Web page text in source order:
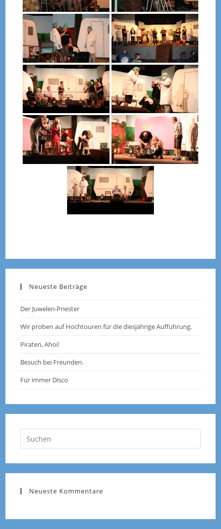
Neueste Beiträge
Der Juwelen-Priester
Wir proben auf Hochtouren für die diesjährige Aufführung.
Piraten, Ahoi!
Besuch bei Freunden.
Für immer Disco
Neueste Kommentare